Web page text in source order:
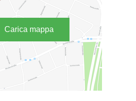
Carica mappa